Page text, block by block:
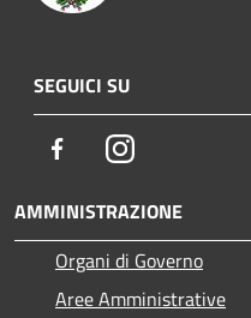
SEGUICI SU
FacebookInstagram
AMMINISTRAZIONE
Organi di Governo
Aree Amministrative